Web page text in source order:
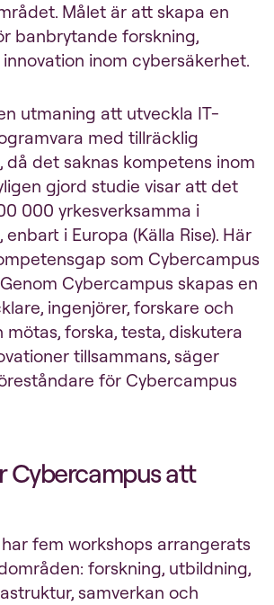
Målet är att skapa en
banbrytande forskning,
inom cybersäkerhet.
utmaning att utveckla IT-
med tillräcklig
då det saknas kompetens inom
gjord studie visar att det
000 yrkesverksamma i
i Europa (Källa Rise). Här
som Cybercampus
Cybercampus skapas en
ingenjörer, forskare och
mötas, forska, testa, diskutera
tillsammans, säger
för Cybercampus
Cybercampus att
fem workshops arrangerats
forskning, utbildning,
samverkan och